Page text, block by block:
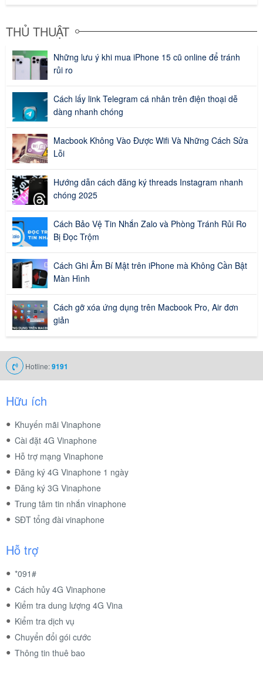
THỦ THUẬT
Những lưu ý khi mua iPhone 15 cũ online để tránh
rủi ro
Cách lấy link Telegram cá nhân trên điện thoại dễ
dàng nhanh chóng
Macbook Không Vào Được Wifi Và Những Cách Sửa
Lỗi
Hướng dẫn cách đăng ký threads Instagram nhanh
chóng 2025
Cách Bảo Vệ Tin Nhắn Zalo và Phòng Tránh Rủi Ro
Bị Đọc Trộm
Cách Ghi Âm Bí Mật trên iPhone mà Không Cần Bật
Màn Hình
Cách gỡ xóa ứng dụng trên Macbook Pro, Air đơn
giản
Hotline:9191
Hữu ích
Khuyến mãi Vinaphone
Cài đặt 4G Vinaphone
Hỗ trợ mạng Vinaphone
Đăng ký 4G Vinaphone 1 ngày
Đăng ký 3G Vinaphone
Trung tâm tin nhắn vinaphone
SĐT tổng đài vinaphone
Hỗ trợ
*091#
Cách hủy 4G Vinaphone
Kiểm tra dung lượng 4G Vina
Kiểm tra dịch vụ
Chuyển đổi gói cước
Thông tin thuê bao